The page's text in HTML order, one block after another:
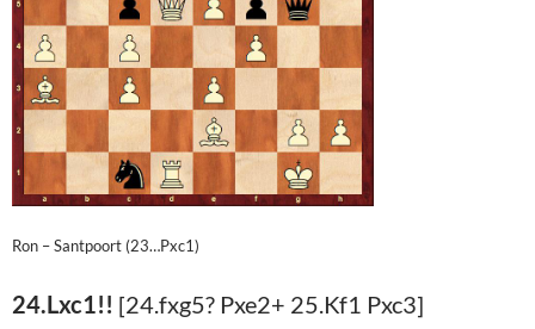
Ron – Santpoort (23…Pxc1)
24.Lxc1!! [24.fxg5? Pxe2+ 25.Kf1 Pxc3]